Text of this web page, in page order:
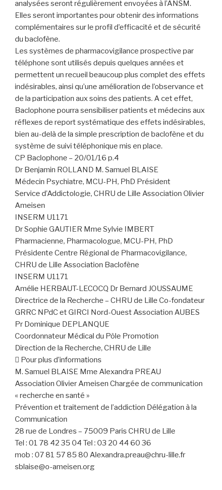
analysées seront régulièrement envoyées à l’ANSM.
Elles seront importantes pour obtenir des informations
complémentaires sur le profil d’efficacité et de sécurité
du baclofène.
Les systèmes de pharmacovigilance prospective par
téléphone sont utilisés depuis quelques années et
permettent un recueil beaucoup plus complet des effets
indésirables, ainsi qu’une amélioration de l’observance et
de la participation aux soins des patients. A cet effet,
Baclophone pourra sensibiliser patients et médecins aux
réflexes de report systématique des effets indésirables,
bien au-delà de la simple prescription de baclofène et du
système de suivi téléphonique mis en place.
CP Baclophone – 20/01/16 p.4
Dr Benjamin ROLLAND M. Samuel BLAISE
Médecin Psychiatre, MCU-PH, PhD Président
Service d’Addictologie, CHRU de Lille Association Olivier
Ameisen
INSERM U1171
Dr Sophie GAUTIER Mme Sylvie IMBERT
Pharmacienne, Pharmacologue, MCU-PH, PhD
Présidente Centre Régional de Pharmacovigilance,
CHRU de Lille Association Baclofène
INSERM U1171
Amélie HERBAUT-LECOCQ Dr Bernard JOUSSAUME
Directrice de la Recherche – CHRU de Lille Co-fondateur
GRRC NPdC et GIRCI Nord-Ouest Association AUBES
Pr Dominique DEPLANQUE
Coordonnateur Médical du Pôle Promotion
Direction de la Recherche, CHRU de Lille
 Pour plus d’informations
M. Samuel BLAISE Mme Alexandra PREAU
Association Olivier Ameisen Chargée de communication
« recherche en santé »
Prévention et traitement de l’addiction Délégation à la
Communication
28 rue de Londres – 75009 Paris CHRU de Lille
Tel : 01 78 42 35 04 Tel : 03 20 44 60 36
mob : 07 81 57 85 80 Alexandra.preau@chru-lille.fr
sblaise@o-ameisen.org